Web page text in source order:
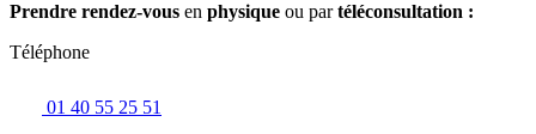
Prendre rendez-vous en physique ou partéléconsultation :
Téléphone
01 40 55 25 51